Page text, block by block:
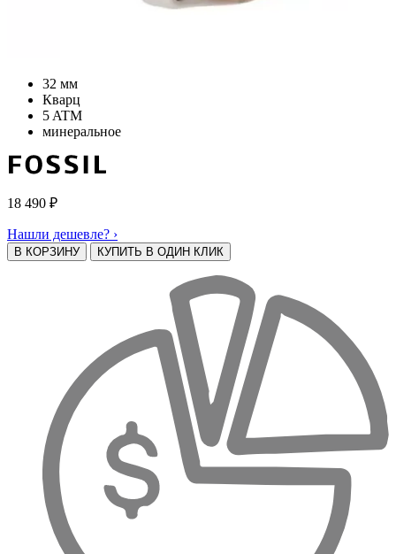
32 мм
Кварц
5 ATM
минеральное
18 490 ₽
Нашли дешевле? ›
В КОРЗИНУ КУПИТЬ В ОДИН КЛИК